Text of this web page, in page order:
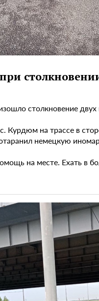
столкновение
на трассе в
немецкую
на месте. Ехать в